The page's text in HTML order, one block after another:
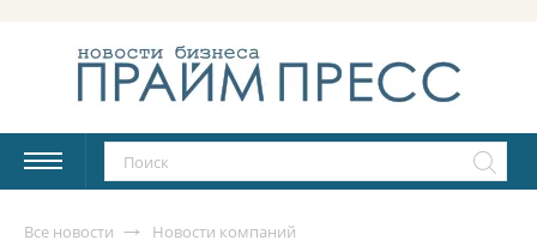
Все новости Новости компаний